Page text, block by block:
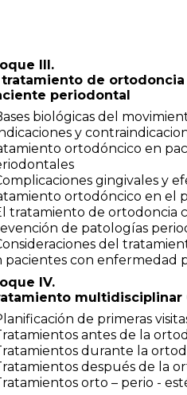
III.
tratamiento de ortodoncia
periodontal
biológicas del
y
ortodóncico en
gingivales y
ortodóncico en el
tratamiento de ortodoncia
de patologías
del
pacientes con enfermedad
IV.
multidisciplinar
de primeras
antes de la
durante la
después de la
orto – perio -